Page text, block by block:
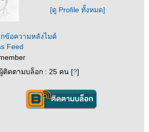
[ดู Profile ทั้งหมด]
กข้อความหลังไมค์
Feed
ผู้ติดตามบล็อก : 25 คน [?]